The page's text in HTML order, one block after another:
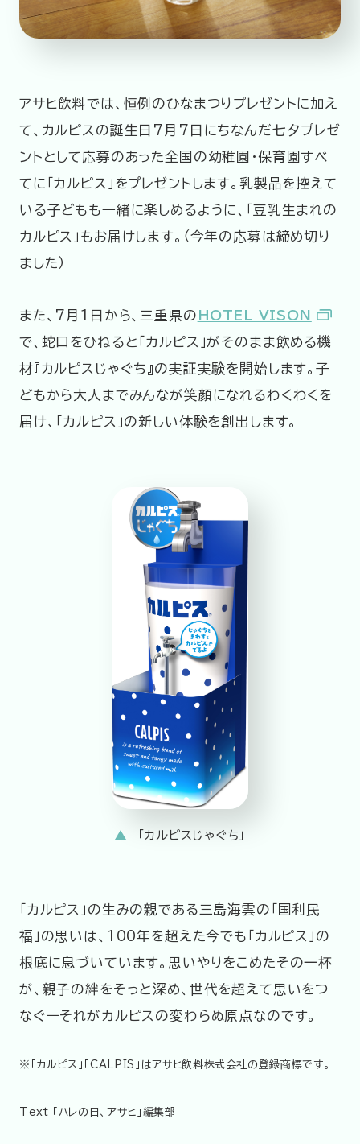
アサヒ飲料では、恒例のひなまつりプレゼントに加え
て、カルピスの誕生日7月7日にちなんだ七夕プレゼ
ントとして応募のあった全国の幼稚園・保育園すべ
てに「カルピス」をプレゼントします。乳製品を控えて
いる子どもも一緒に楽しめるように、「豆乳生まれの
カルピス」もお届けします。（今年の応募は締め切り
ました）
また、7月1日から、三重県の HOTEL VISON
で、蛇口をひねると「カルピス」がそのまま飲める機
材『カルピスじゃぐち』の実証実験を開始します。子
どもから大人までみんなが笑顔になれるわくわくを
届け、「カルピス」の新しい体験を創出します。
「カルピスじゃぐち」
「カルピス」の生みの親である三島海雲の「国利民
福」の思いは、100年を超えた今でも「カルピス」の
根底に息づいています。思いやりをこめたその一杯
が、親子の絆をそっと深め、世代を超えて思いをつ
なぐーそれがカルピスの変わらぬ原点なのです。
※「カルピス」「CALPIS」はアサヒ飲料株式会社の登録商標です。
Text 「ハレの日、アサヒ」編集部